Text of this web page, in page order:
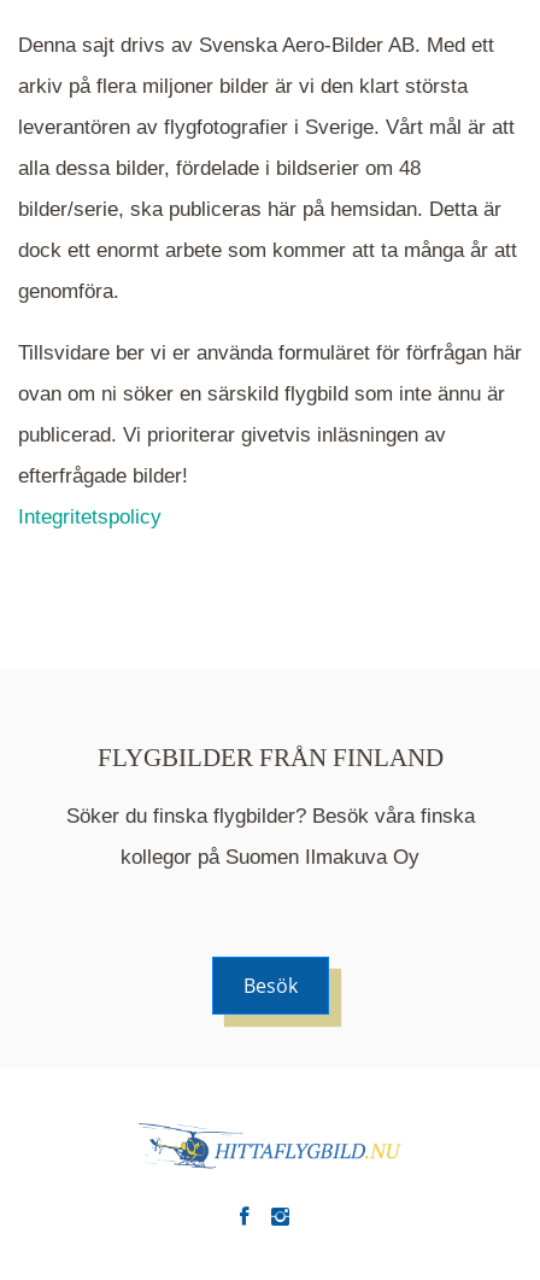
När du ser blåa, röda eller gröna mappar är det
en serie i varje. Dra i kartan för att komma
närmare det område Du söker och klicka på
mappen.
Mappen är en medelpunkt över fotat område och
kommer nu visa de fastigheter som finns just här.
Denna sajt drivs av Svenska Aero-Bilder AB. Med ett
arkiv på flera miljoner bilder är vi den klart största
leverantören av flygfotografier i Sverige. Vårt mål är att
alla dessa bilder, fördelade i bildserier om 48
bilder/serie, ska publiceras här på hemsidan. Detta är
dock ett enormt arbete som kommer att ta många år att
genomföra.
Tillsvidare ber vi er använda formuläret för förfrågan här
ovan om ni söker en särskild flygbild som inte ännu är
publicerad. Vi prioriterar givetvis inläsningen av
efterfrågade bilder!
Integritetspolicy
FLYGBILDER FRÅN FINLAND
Söker du finska flygbilder? Besök våra finska
kollegor på Suomen Ilmakuva Oy
Besök